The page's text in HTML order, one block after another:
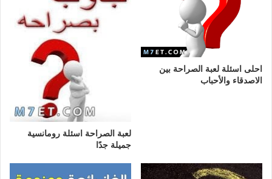
احلى اسئلة لعبة الصراحة بين
الاصدقاء والأحباب
لعبة الصراحة اسئلة رومانسية
جميلة جدًا